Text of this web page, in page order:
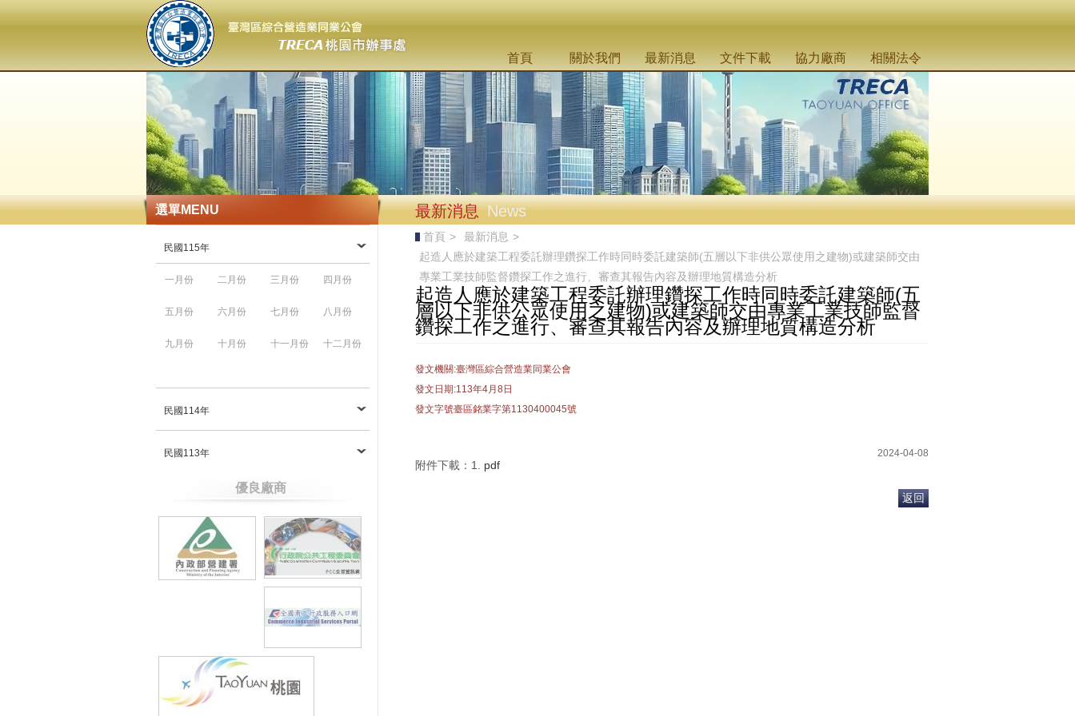
首頁 關於我們 最新消息 文件下載 協力廠商 相關法令
選單MENU
民國115年
一月份 二月份 三月份 四月份
五月份 六月份 七月份 八月份
九月份 十月份 十一月份 十二月份
民國114年
民國113年
優良廠商
最新消息 News
首頁 > 最新消息 >
起造人應於建築工程委託辦理鑽探工作時同時委託建築師(五層以下非供公眾使用之建物)或建築師交由
專業工業技師監督鑽探工作之進行、審查其報告內容及辦理地質構造分析
起造人應於建築工程委託辦理鑽探工作時同時委託建築師(五
層以下非供公眾使用之建物)或建築師交由專業工業技師監督
鑽探工作之進行、審查其報告內容及辦理地質構造分析
發文機關:臺灣區綜合營造業同業公會
發文日期:113年4月8日
發文字號臺區銘業字第1130400045號
2024-04-08
附件下載：1. pdf
返回